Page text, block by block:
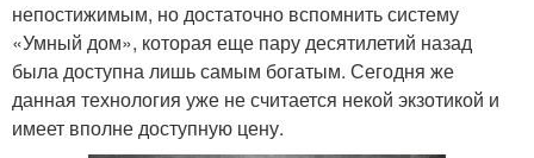
непостижимым, но достаточно вспомнить систему
«Умный дом», которая еще пару десятилетий назад
была доступна лишь самым богатым. Сегодня же
данная технология уже не считается некой экзотикой и
имеет вполне доступную цену.